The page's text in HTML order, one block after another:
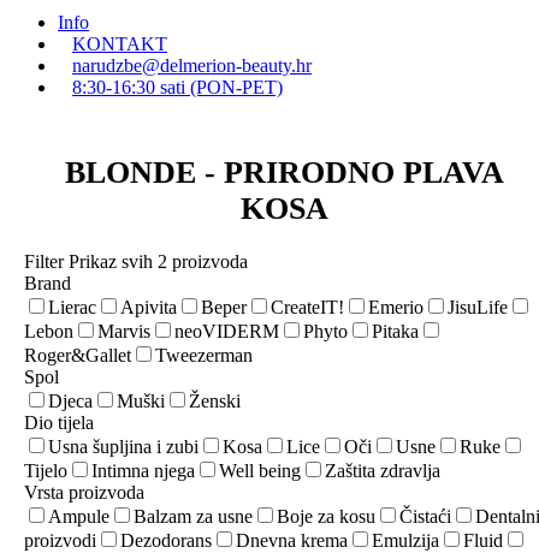
Info
KONTAKT
narudzbe@delmerion-beauty.hr
8:30-16:30 sati (PON-PET)
BLONDE - PRIRODNO PLAVA
KOSA
FilterPrikaz svih 2 proizvoda
Brand
Lierac
Apivita Beper CreateIT! Emerio
JisuLife
Lebon
Marvis neoVIDERM Phyto
Pitaka
Roger&Gallet
Tweezerman
Spol
Djeca
Muški
Ženski
Dio tijela
Usna šupljina i zubi
Kosa Lice Oči Usne
Ruke
Tijelo
Intimna njega Well being
Zaštita zdravlja
Vrsta proizvoda
Ampule
Balzam za usne Boje za kosu Čistaći
Dentalni
proizvodi
Dezodorans Dnevna krema Emulzija
Fluid